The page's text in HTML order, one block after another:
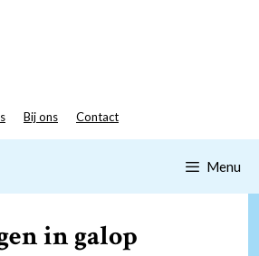
Bij ons Contact
Menu
in galop